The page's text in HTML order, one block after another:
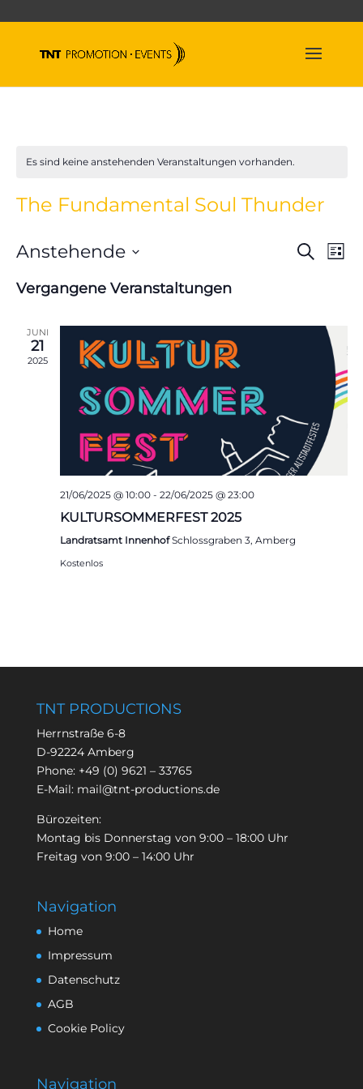
Es sind keine anstehenden Veranstaltungen vorhanden.
The Fundamental Soul Thunder
Suche
Liste
Anstehende
wählen.
Vergangene Veranstaltungen
JUNI
21
2025
21/06/2025 @ 10:00- 22/06/2025 @ 23:00
KULTURSOMMERFEST 2025
Landratsamt InnenhofSchlossgraben 3, Amberg
Kostenlos
TNT PRODUCTIONS
Herrnstraße 6-8
D-92224 Amberg
Phone: +49 (0) 9621 – 33765
E-Mail: mail@tnt-productions.de
Bürozeiten:
Montag bis Donnerstag von 9:00 – 18:00 Uhr
Freitag von 9:00 – 14:00 Uhr
Navigation
Home
Impressum
Datenschutz
AGB
Cookie Policy
Navigation